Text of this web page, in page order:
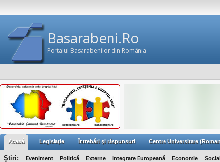
Basarabeni.Ro
Portalul Basarabenilor din România
Acasă Legislaţie Întrebări şi răspunsuri Centre Universitare
Ştiri: Eveniment Politică Externe Integrare Europeană Economie Social